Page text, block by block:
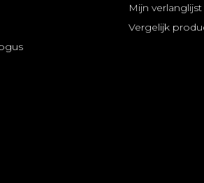
Mijn verlanglijst
Vergelijk